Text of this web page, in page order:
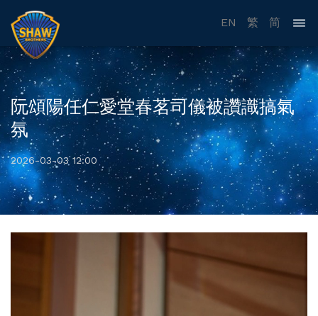
EN 繁 简
阮頌陽任仁愛堂春茗司儀被讚識搞氣
氛
2026-03-03 12:00